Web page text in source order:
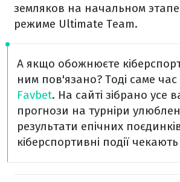
земляков на начальном
режиме Ultimate Team.
А якщо обожнюєте
ним пов'язано? Тоді саме
Favbet. На сайті зібрано усе
прогнози на турніри
результати епічних
кіберспортивні події